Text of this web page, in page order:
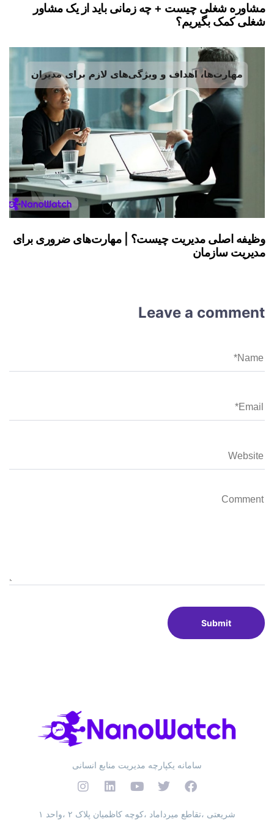
مشاوره شغلی چیست + چه زمانی باید از یک مشاور
شغلی کمک بگیریم؟
وظیفه اصلی مدیریت چیست؟ | مهارت‌های ضروری برای
مدیریت سازمان
Leave a comment
سامانه یکپارچه مدیریت منابع انسانی
شریعتی ،تقاطع میرداماد ،کوچه کاظمیان پلاک ۲ ،واحد ۱